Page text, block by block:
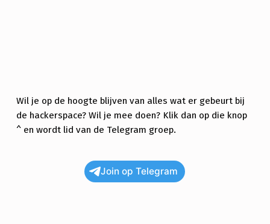
Wil je op de hoogte blijven van alles wat er gebeurt bij
de hackerspace? Wil je mee doen? Klik dan op die knop
^ en wordt lid van de Telegram groep.
Join op Telegram